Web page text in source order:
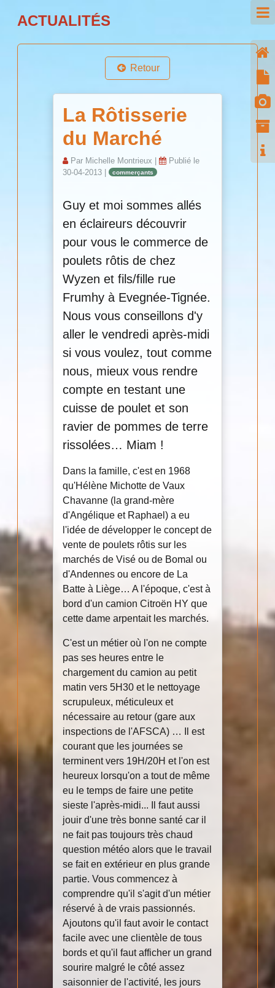
ACTUALITÉS
Retour
La Rôtisserie
du Marché
Par Michelle Montrieux |
Publié le
30-04-2013 | commerçants
Guy et moi sommes allés
en éclaireurs découvrir
pour vous le commerce de
poulets rôtis de chez
Wyzen et fils/fille rue
Frumhy à Evegnée-Tignée.
Nous vous conseillons d'y
aller le vendredi après-midi
si vous voulez, tout comme
nous, mieux vous rendre
compte en testant une
cuisse de poulet et son
ravier de pommes de terre
rissolées… Miam !
Dans la famille, c'est en 1968
qu'Hélène Michotte de Vaux
Chavanne (la grand-mère
d'Angélique et Raphael) a eu
l'idée de développer le concept de
vente de poulets rôtis sur les
marchés de Visé ou de Bomal ou
d'Andennes ou encore de La
Batte à Liège… A l'époque, c'est à
bord d'un camion Citroën HY que
cette dame arpentait les marchés.
C'est un métier où l'on ne compte
pas ses heures entre le
chargement du camion au petit
matin vers 5H30 et le nettoyage
scrupuleux, méticuleux et
nécessaire au retour (gare aux
inspections de l'AFSCA) … Il est
courant que les journées se
terminent vers 19H/20H et l'on est
heureux lorsqu'on a tout de même
eu le temps de faire une petite
sieste l'après-midi... Il faut aussi
jouir d'une très bonne santé car il
ne fait pas toujours très chaud
question météo alors que le travail
se fait en extérieur en plus grande
partie. Vous commencez à
comprendre qu'il s'agit d'un métier
réservé à de vrais passionnés.
Ajoutons qu'il faut avoir le contact
facile avec une clientèle de tous
bords et qu'il faut afficher un grand
sourire malgré le côté assez
saisonnier de l'activité, les jours